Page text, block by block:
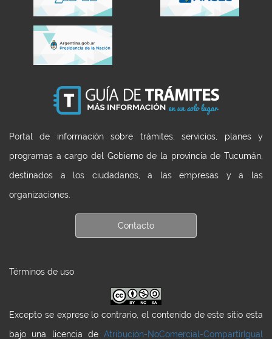
Portal de información sobre trámites, servicios, planes y
programas a cargo del Gobierno de la provincia de Tucumán,
destinados a los ciudadanos, a las empresas y a las
organizaciones.
Contacto
Términos de uso
Excepto se exprese lo contrario, el contenido de este sitio esta
bajo una licencia de Atribución-NoComercial-CompartirIgual